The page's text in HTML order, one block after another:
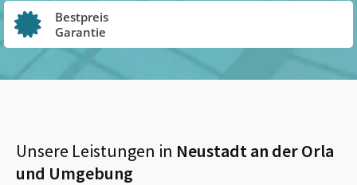
Bestpreis
Garantie
Unsere Leistungen in Neustadt an der Orla
und Umgebung